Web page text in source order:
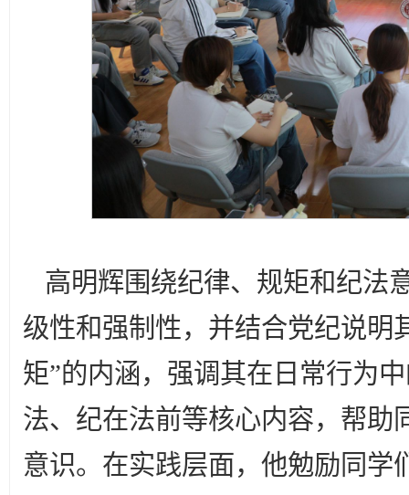
高明辉围绕纪律、规矩和纪法
级性和强制性，并结合党纪说明
矩”的内涵，强调其在日常行为
法、纪在法前等核心内容，帮助
意识。在实践层面，他勉励同学